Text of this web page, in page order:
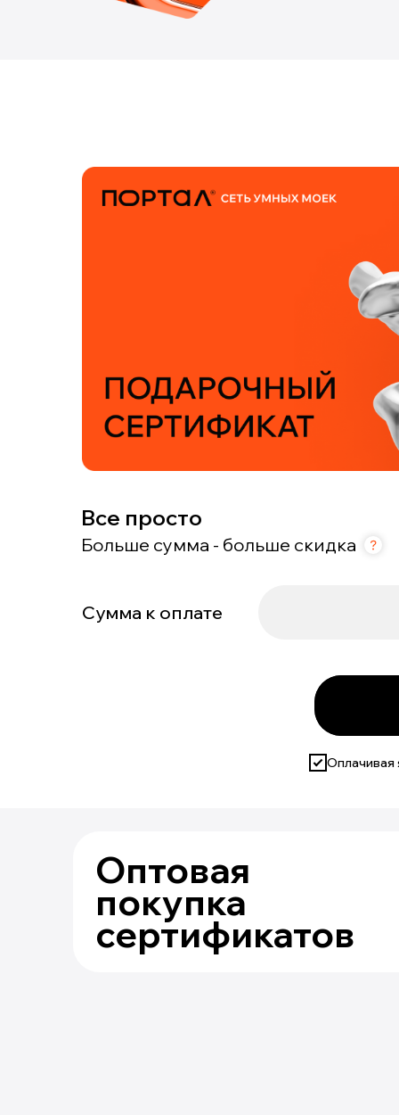
Сумма к оплате
Все просто
Больше сумма - больше скидка
Оплачивая
Оптовая
покупка
сертификатов